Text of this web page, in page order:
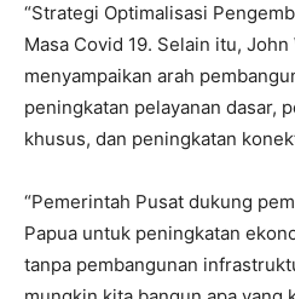
“Strategi Optimalisasi
Masa Covid 19. Selain itu, John
menyampaikan arah
peningkatan pelayanan dasar,
khusus, dan peningkatan
“Pemerintah Pusat dukung
Papua untuk peningkatan
tanpa pembangunan